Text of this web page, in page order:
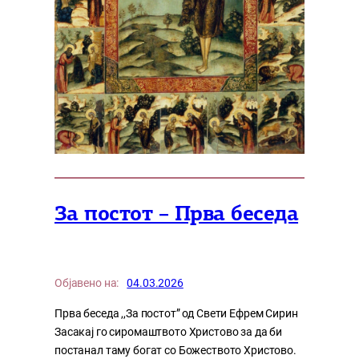
За постот – Прва беседа
Објавено на: 04.03.2026
Прва беседа ,,За постот” од Свети Ефрем Сирин
Засакај го сиромаштвото Христово за да би
постанал таму богат со Божеството Христово.